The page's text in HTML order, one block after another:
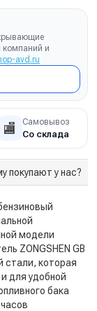
компаний и
avd.ru
🏬 Самовывоз
Со склада
покупают у нас?
модели
ZONGSHEN GB
стали, которая
для удобной
бака